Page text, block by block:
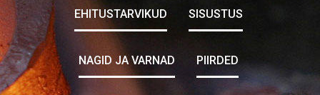
EHITUSTARVIKUD SISUSTUS
NAGID JA VARNAD PIIRDED